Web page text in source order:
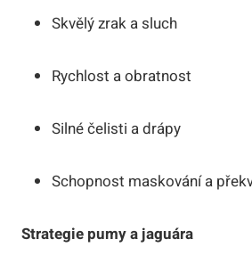
Skvělý zrak a sluch
Rychlost a obratnost
Silné čelisti a drápy
Schopnost maskování a
Strategie pumy a jaguára